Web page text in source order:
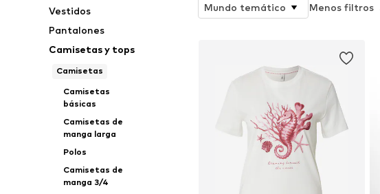
Vestidos
Pantalones
Camisetas y tops
Camisetas
Camisetas
básicas
Camisetas de
manga larga
Polos
Camisetas de
manga 3/4
Mundo temático
Menos filtros